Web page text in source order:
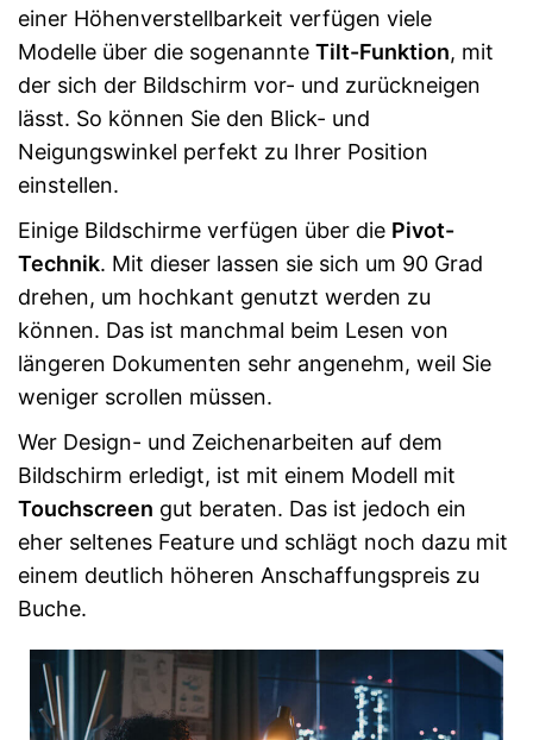
einer Höhenverstellbarkeit verfügen viele
Modelle über die sogenannte Tilt-Funktion, mit
der sich der Bildschirm vor- und zurückneigen
lässt. So können Sie den Blick- und
Neigungswinkel perfekt zu Ihrer Position
einstellen.
Einige Bildschirme verfügen über die Pivot-
Technik. Mit dieser lassen sie sich um 90 Grad
drehen, um hochkant genutzt werden zu
können. Das ist manchmal beim Lesen von
längeren Dokumenten sehr angenehm, weil Sie
weniger scrollen müssen.
Wer Design- und Zeichenarbeiten auf dem
Bildschirm erledigt, ist mit einem Modell mit
Touchscreen gut beraten. Das ist jedoch ein
eher seltenes Feature und schlägt noch dazu mit
einem deutlich höheren Anschaffungspreis zu
Buche.